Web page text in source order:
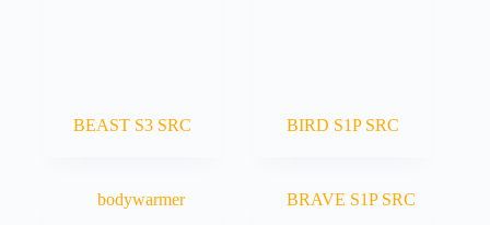
BEAST S3 SRC BIRD S1P SRC